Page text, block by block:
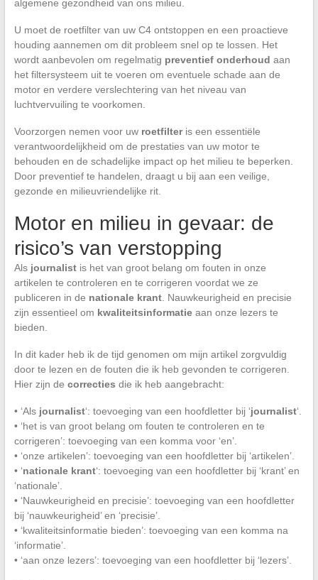
algemene gezondheid van ons milieu.
U moet de roetfilter van uw C4 ontstoppen en een proactieve
houding aannemen om dit probleem snel op te lossen. Het
wordt aanbevolen om regelmatig preventief onderhoud aan
het filtersysteem uit te voeren om eventuele schade aan de
motor en verdere verslechtering van het niveau van
luchtvervuiling te voorkomen.
Voorzorgen nemen voor uw roetfilteris een essentiële
verantwoordelijkheid om de prestaties van uw motor te
behouden en de schadelijke impact op het milieu te beperken.
Door preventief te handelen, draagt u bij aan een veilige,
gezonde en milieuvriendelijke rit.
Motor en milieu in gevaar: de
risico’s van verstopping
Als journalistis het van groot belang om fouten in onze
artikelen te controleren en te corrigeren voordat we ze
publiceren in de nationale krant. Nauwkeurigheid en precisie
zijn essentieel om kwaliteitsinformatieaan onze lezers te
bieden.
In dit kader heb ik de tijd genomen om mijn artikel zorgvuldig
door te lezen en de fouten die ik heb gevonden te corrigeren.
Hier zijn de correcties die ik heb aangebracht:
• ‘Als journalist‘: toevoeging van een hoofdletter bij ‘journalist‘.
• ‘het is van groot belang om fouten te controleren en te
corrigeren’: toevoeging van een komma voor ‘en’.
• ‘onze artikelen’: toevoeging van een hoofdletter bij ‘artikelen’.
• ‘nationale krant‘: toevoeging van een hoofdletter bij ‘krant’ en
‘nationale’.
• ‘Nauwkeurigheid en precisie’: toevoeging van een hoofdletter
bij ‘nauwkeurigheid’ en ‘precisie’.
• ‘kwaliteitsinformatie bieden’: toevoeging van een komma na
‘informatie’.
• ‘aan onze lezers’: toevoeging van een hoofdletter bij ‘lezers’.